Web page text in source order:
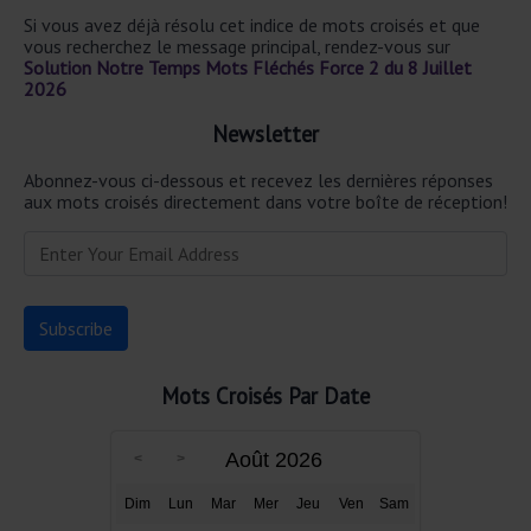
Si vous avez déjà résolu cet indice de mots croisés et que
vous recherchez le message principal, rendez-vous sur
Solution Notre Temps Mots Fléchés Force 2 du 8 Juillet
2026
Newsletter
Abonnez-vous ci-dessous et recevez les dernières réponses
aux mots croisés directement dans votre boîte de réception!
Mots Croisés Par Date
Août 2026
Dim Lun Mar Mer Jeu Ven Sam